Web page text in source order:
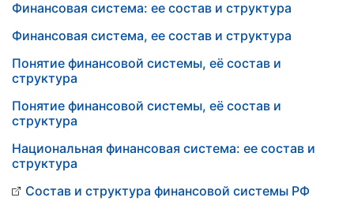
Финансовая система: ее состав и структура
Финансовая система, ее состав и структура
Понятие финансовой системы, её состав и
структура
Понятие финансовой системы, её состав и
структура
Национальная финансовая система: ее состав и
структура
Состав и структура финансовой системы РФ